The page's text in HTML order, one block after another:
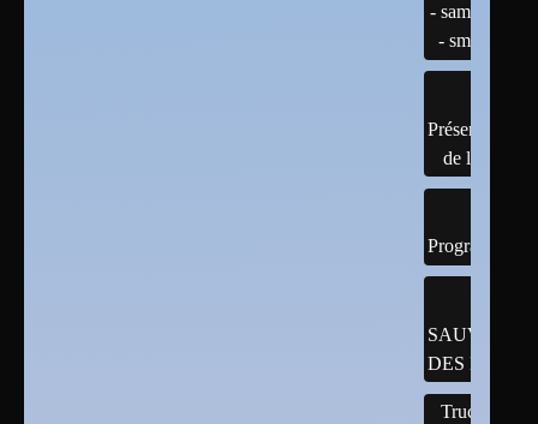
- samba
- smb
Présentation
de linux
DES
Trucs